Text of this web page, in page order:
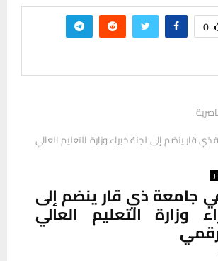
0
قار ينضم إلى لجنة خبراء وزارة التعليم العالي
جامعة ذي قار ينضم إلى
وزارة التعليم العالي